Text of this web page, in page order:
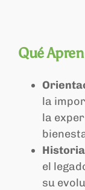
Qué
la
la
el
su